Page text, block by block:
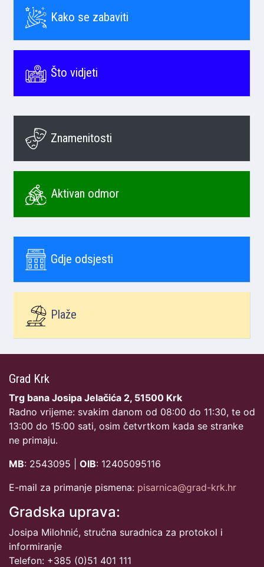
Kako se zabaviti
Što vidjeti
Znamenitosti
Aktivan odmor
Gdje odsjesti
Plaže
Grad Krk
Trg bana Josipa Jelačića 2, 51500 Krk
Radno vrijeme: svakim danom od 08:00 do 11:30, te od
13:00 do 15:00 sati, osim četvrtkom kada se stranke
ne primaju.
MB: 2543095 | OIB: 12405095116
E-mail za primanje pismena: pisarnica@grad-krk.hr
Gradska uprava:
Josipa Milohnić, stručna suradnica za protokol i
informiranje
Telefon: +385 (0)51 401 111